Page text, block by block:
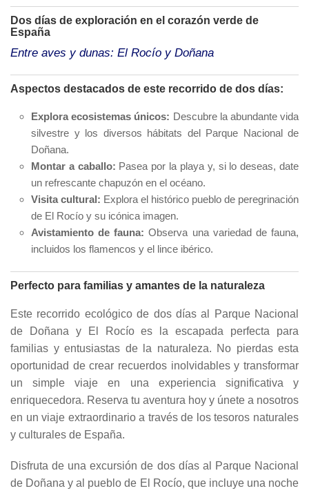
Dos días de exploración en el corazón verde de
España
Entre aves y dunas: El Rocío y Doñana
Aspectos destacados de este recorrido de dos días:
Explora ecosistemas únicos: Descubre la abundante vida
silvestre y los diversos hábitats del Parque Nacional de
Doñana.
Montar a caballo: Pasea por la playa y, si lo deseas, date
un refrescante chapuzón en el océano.
Visita cultural: Explora el histórico pueblo de peregrinación
de El Rocío y su icónica imagen.
Avistamiento de fauna: Observa una variedad de fauna,
incluidos los flamencos y el lince ibérico.
Perfecto para familias y amantes de la naturaleza
Este recorrido ecológico de dos días al Parque Nacional
de Doñana y El Rocío es la escapada perfecta para
familias y entusiastas de la naturaleza. No pierdas esta
oportunidad de crear recuerdos inolvidables y transformar
un simple viaje en una experiencia significativa y
enriquecedora. Reserva tu aventura hoy y únete a nosotros
en un viaje extraordinario a través de los tesoros naturales
y culturales de España.
Disfruta de una excursión de dos días al Parque Nacional
de Doñana y al pueblo de El Rocío, que incluye una noche